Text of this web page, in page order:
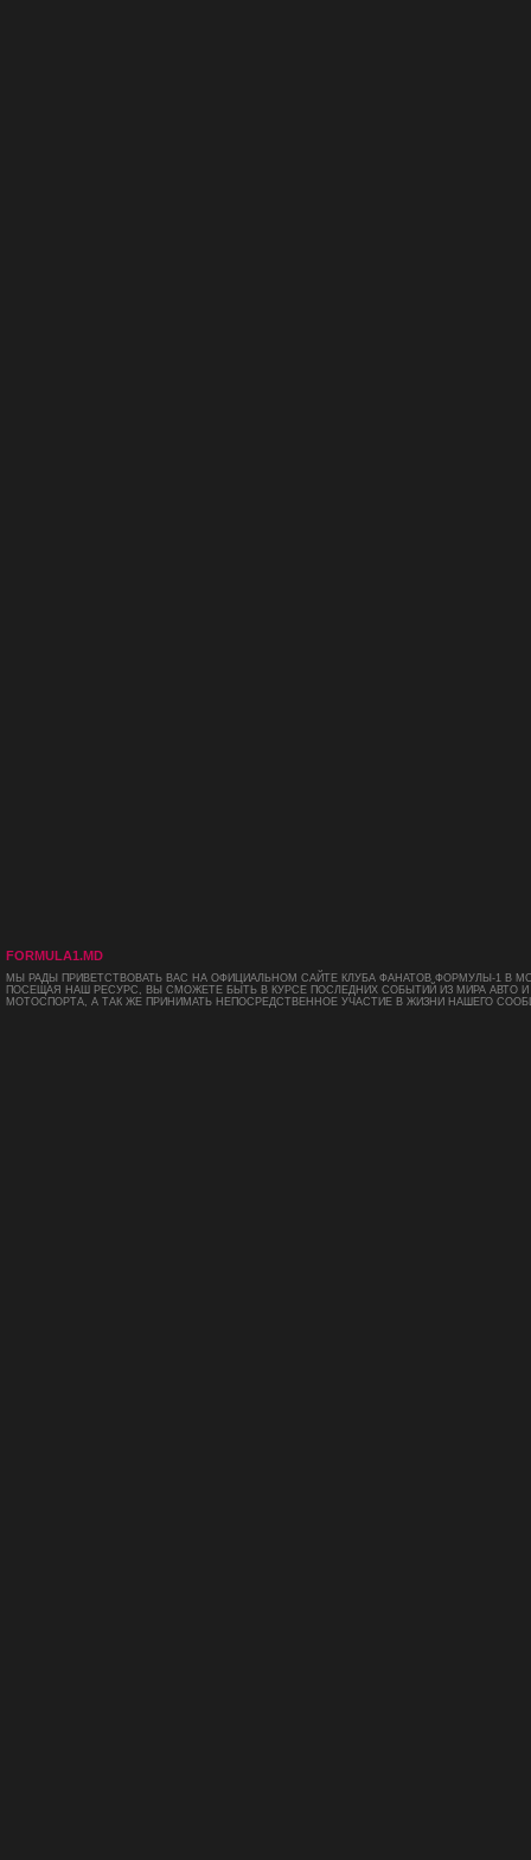
FORMULA1.MD
МЫ РАДЫ ПРИВЕТСТВОВАТЬ ВАС НА ОФИЦИАЛЬНОМ САЙТЕ КЛУБА ФАНАТОВ ФОРМУЛЫ-1 В
ПОСЕЩАЯ НАШ РЕСУРС, ВЫ СМОЖЕТЕ БЫТЬ В КУРСЕ ПОСЛЕДНИХ СОБЫТИЙ ИЗ МИРА АВТО И
МОТОСПОРТА, А ТАК ЖЕ ПРИНИМАТЬ НЕПОСРЕДСТВЕННОЕ УЧАСТИЕ В ЖИЗНИ НАШЕГО